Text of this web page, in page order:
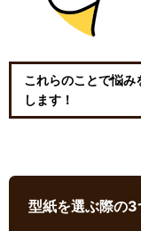
これらのことで悩
します！
型紙を選ぶ際の3